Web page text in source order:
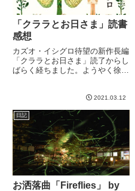
「クララとお日さま」読書
感想
カズオ・イシグロ待望の新作長編
「クララとお日さま」読了からし
ばらく経ちました。ようやく徐々
かと言うと、出版社の出してる粗
筋を引用します。子供の愛玩用に
開発された人工フレンドのクラ
ラ...
2021.03.12
日記
お洒落曲「Fireflies」 by